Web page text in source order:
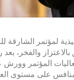
لمؤتمر الشارقة
المؤتمر
على مستوى